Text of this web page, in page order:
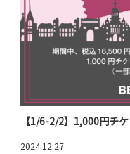
【1/6-2/2】1,000円チ
2024.12.27